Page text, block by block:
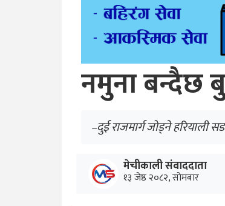
नमुना बन्दैछ
–दुई राजमार्ग जोड्ने हरियाली
मेचीकाली संवाददाता
१३ जेष्ठ २०८२, सोमबार